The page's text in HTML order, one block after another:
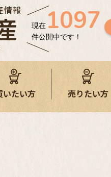
情報
現在 1097
件公開中です！
いたい方 売りたい方